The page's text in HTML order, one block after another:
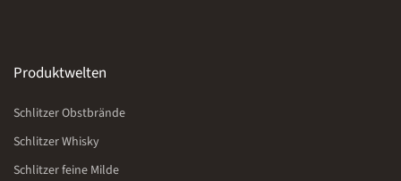
Produktwelten
Schlitzer Obstbrände
Schlitzer Whisky
Schlitzer feine Milde